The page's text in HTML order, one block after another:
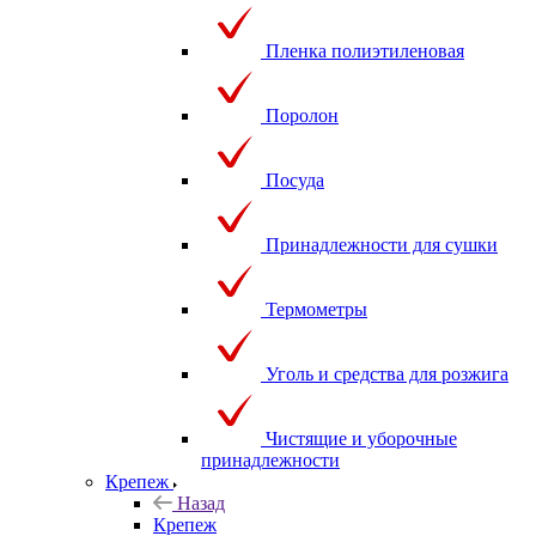
Пленка полиэтиленовая
Поролон
Посуда
Принадлежности для сушки
Термометры
Уголь и средства для розжига
Чистящие и уборочные
принадлежности
Крепеж
Назад
Крепеж